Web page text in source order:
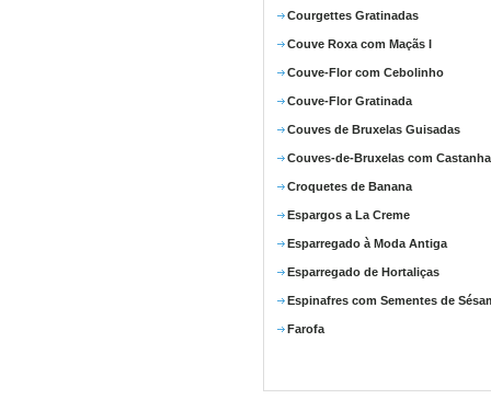
Courgettes Gratinadas
Couve Roxa com Maçãs I
Couve-Flor com Cebolinho
Couve-Flor Gratinada
Couves de Bruxelas Guisadas
Couves-de-Bruxelas com
Croquetes de Banana
Espargos a La Creme
Esparregado à Moda Antiga
Esparregado de Hortaliças
Espinafres com Sementes de
Farofa